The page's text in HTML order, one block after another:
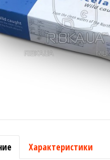
Характеристики